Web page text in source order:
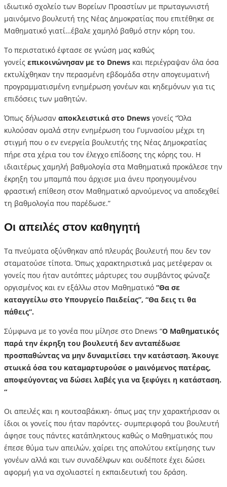
ιδιωτικό σχολείο των Βορείων Προαστίων με πρωταγωνιστή
μαινόμενο βουλευτή της Νέας Δημοκρατίας που επιτέθηκε σε
Μαθηματικό γιατί…έβαλε χαμηλό βαθμό στην κόρη του.
Το περιστατικό έφτασε σε γνώση μας καθώς
γονείς επικοινώνησαν με το Dnews και περιέγραψαν όλα όσα
εκτυλίχθηκαν την περασμένη εβδομάδα στην απογευματινή
προγραμματισμένη ενημέρωση γονέων και κηδεμόνων για τις
επιδόσεις των μαθητών.
Όπως δήλωσαν αποκλειστικά στο Dnews γονείς “Όλα
κυλούσαν ομαλά στην ενημέρωση του Γυμνασίου μέχρι τη
στιγμή που ο εν ενεργεία βουλευτής της Νέας Δημοκρατίας
πήρε στα χέρια του τον έλεγχο επίδοσης της κόρης του. Η
ιδιαιτέρως χαμηλή βαθμολογία στα Μαθηματικά προκάλεσε την
έκρηξη του μπαμπά που άρχισε μια άνευ προηγουμένου
φραστική επίθεση στον Μαθηματικό αρνούμενος να αποδεχθεί
τη βαθμολογία που παρέδωσε.”
Οι απειλές στον καθηγητή
Τα πνεύματα οξύνθηκαν από πλευράς βουλευτή που δεν τον
σταματούσε τίποτα. Όπως χαρακτηριστικά μας μετέφεραν οι
γονείς που ήταν αυτόπτες μάρτυρες του συμβάντος φώναζε
οργισμένος και εν εξάλλω στον Μαθηματικό “Θα σε
καταγγείλω στο Υπουργείο Παιδείας”, “Θα δεις τι θα
πάθεις”.
Σύμφωνα με το γονέα που μίλησε στο Dnews “Ο Μαθηματικός
παρά την έκρηξη του βουλευτή δεν ανταπέδωσε
προσπαθώντας να μην δυναμιτίσει την κατάσταση. Άκουγε
στωικά όσα του καταμαρτυρούσε ο μαινόμενος πατέρας,
αποφεύγοντας να δώσει λαβές για να ξεφύγει η κατάσταση.
“
Οι απειλές και η κουτσαβάκικη- όπως μας την χαρακτήρισαν οι
ίδιοι οι γονείς που ήταν παρόντες- συμπεριφορά του βουλευτή
άφησε τους πάντες κατάπληκτους καθώς ο Μαθηματικός που
έπεσε θύμα των απειλών, χαίρει της απολύτου εκτίμησης των
γονέων αλλά και των συναδέλφων και ουδέποτε έχει δώσει
αφορμή για να σχολιαστεί η εκπαιδευτική του δράση.